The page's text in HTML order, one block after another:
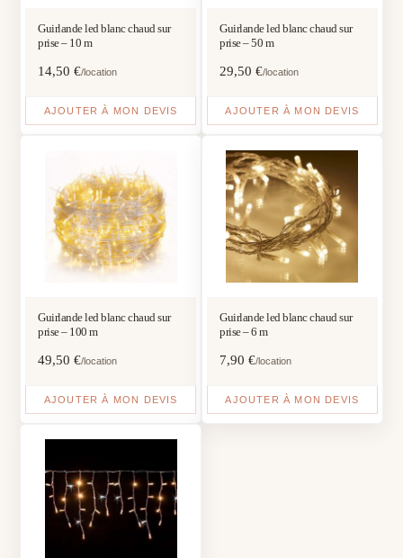
Guirlande led blanc chaud sur
prise – 10 m
14,50€/location
AJOUTER À MON DEVIS
Guirlande led blanc chaud sur
prise – 50 m
29,50 €/location
AJOUTER À MON DEVIS
Guirlande led blanc chaud sur
prise – 100 m
49,50€/location
AJOUTER À MON DEVIS
Guirlande led blanc chaud sur
prise – 6 m
7,90 €/location
AJOUTER À MON DEVIS